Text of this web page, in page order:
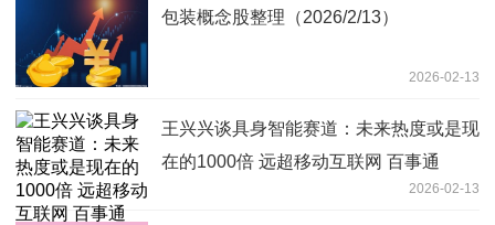
包装概念股整理（2026/2/13）
2026-02-13
王兴兴谈具身智能赛道：未来热度或是现
在的1000倍 远超移动互联网 百事通
2026-02-13